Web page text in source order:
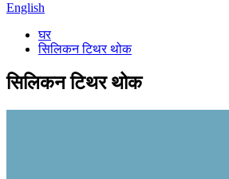
English
घर
सिलिकन टिथर थोक
सिलिकन टिथर थोक